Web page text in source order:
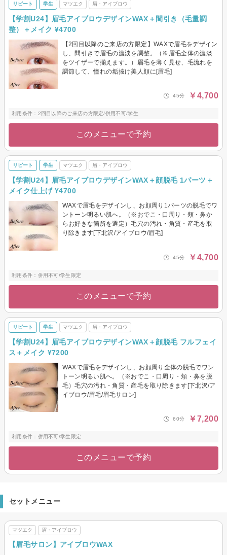
リピート 学生 マツエク 眉・アイブロウ
【学割U24】眉毛アイブロウデザインWAX＋間引き（毛量調
整）＋メイク ¥4700
【2回目以降のご来店の方限定】WAXで眉毛をデザイン
し、間引きで眉毛の濃淡を調整。（※眉毛全体の濃淡
をツイザーで揃えます。）眉毛を薄く見せ、毛流れを
調節して、憧れの垢抜け美人顔に[眉毛]
45分 ￥4,700
利用条件：2回目以降のご来店の方限定/併用不可/学生
このメニューで予約
リピート 学生 マツエク 眉・アイブロウ
【学割U24】眉毛アイブロウデザインWAX＋顔脱毛 1パーツ＋
メイク仕上げ ¥4700
WAXで眉毛をデザインし、お顔周り1パーツの脱毛でワ
ントーン明るい肌へ。（※おでこ・口周り・頬・鼻か
らお好きな箇所を選定）毛穴の汚れ・角質・産毛を取
り除きます[下北沢/アイブロウ/眉毛]
45分 ￥4,700
利用条件：併用不可/学生限定
このメニューで予約
リピート 学生 マツエク 眉・アイブロウ
【学割U24】眉毛アイブロウデザインWAX＋顔脱毛 フルフェイ
ス＋メイク ¥7200
WAXで眉毛をデザインし、お顔周り全体の脱毛でワン
トーン明るい肌へ。（※おでこ・口周り・頬・鼻を脱
毛）毛穴の汚れ・角質・産毛を取り除きます[下北沢/ア
イブロウ/眉毛/眉毛サロン]
60分 ￥7,200
利用条件：併用不可/学生限定
このメニューで予約
セットメニュー
マツエク 眉・アイブロウ
【眉毛サロン】アイブロウWAX